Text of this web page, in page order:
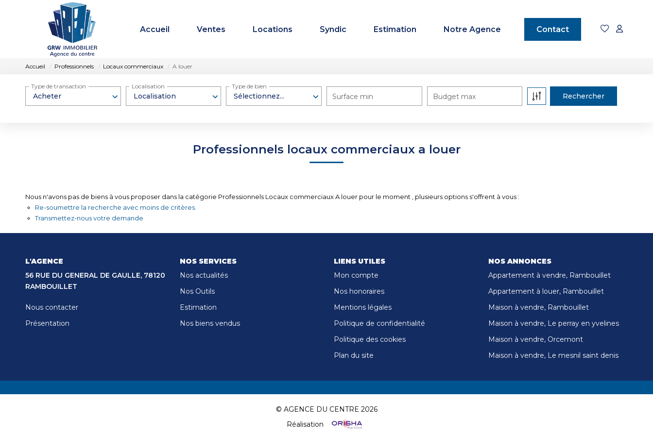
Accueil Ventes Locations Syndic Estimation Notre Agence Contact
Accueil Professionnels Locaux commerciaux A louer
Acheter
Type de transaction
Localisation
Localisation
Sélectionnez...
Type de bien
Surface min Budget max
Professionnels locaux commerciaux a louer
Nous n'avons pas de biens à vous proposer dans la catégorie Professionnels Locaux commerciaux A louer pour le moment , plusieurs options s'offrent à vous :
Re-soumettre la recherche avec moins de critères.
Transmettez-nous votre demande
L'AGENCE
56 RUE DU GENERAL DE GAULLE, 78120
RAMBOUILLET
Nous contacter
Présentation
NOS SERVICES
Nos actualités
Nos Outils
Estimation
Nos biens vendus
LIENS UTILES
Mon compte
Nos honoraires
Mentions légales
Politique de confidentialité
Politique des cookies
Plan du site
NOS ANNONCES
Appartement à vendre, Rambouillet
Appartement à louer, Rambouillet
Maison à vendre, Rambouillet
Maison à vendre, Le perray en yvelines
Maison à vendre, Orcemont
Maison à vendre, Le mesnil saint denis
© AGENCE DU CENTRE 2026
Réalisation